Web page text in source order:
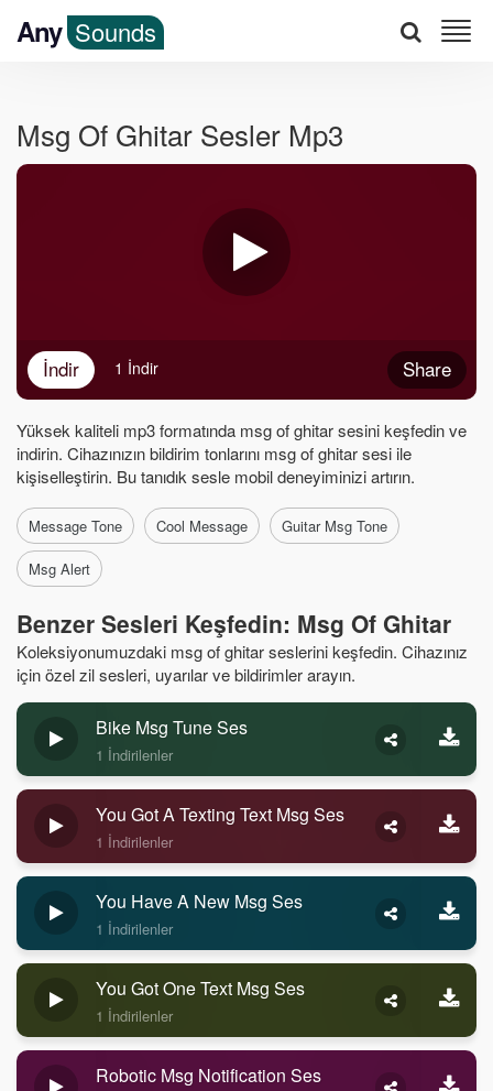
Any Sounds
Msg Of Ghitar Sesler Mp3
İndir Share
1 İndir
Yüksek kaliteli mp3 formatında msg of ghitar sesini keşfedin ve
indirin. Cihazınızın bildirim tonlarını msg of ghitar sesi ile
kişiselleştirin. Bu tanıdık sesle mobil deneyiminizi artırın.
Message Tone Cool Message Guitar Msg Tone
Msg Alert
Benzer Sesleri Keşfedin: Msg Of Ghitar
Koleksiyonumuzdaki msg of ghitar seslerini keşfedin. Cihazınız
için özel zil sesleri, uyarılar ve bildirimler arayın.
Bike Msg Tune Ses
1 İndirilenler
You Got A Texting Text Msg Ses
1 İndirilenler
You Have A New Msg Ses
1 İndirilenler
You Got One Text Msg Ses
1 İndirilenler
Robotic Msg Notification Ses